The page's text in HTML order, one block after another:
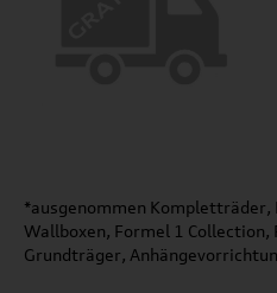
*ausgenommen Kompletträder,
Wallboxen, Formel 1
Grundträger,